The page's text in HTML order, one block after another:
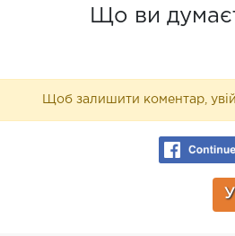
Що ви
Щоб залишити коментар,